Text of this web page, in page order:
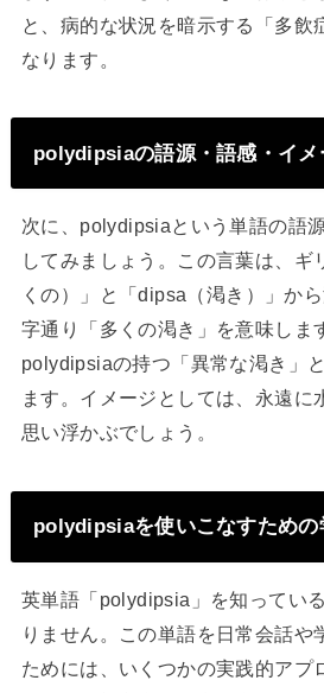
と、病的な状況を暗示する「多飲
なります。
polydipsiaの語源・語感・イメ
次に、polydipsiaという単語の語
してみましょう。この言葉は、ギ
くの）」と「dipsa（渇き）」か
字通り「多くの渇き」を意味しま
polydipsiaの持つ「異常な渇き」
ます。イメージとしては、永遠に
思い浮かぶでしょう。
polydipsiaを使いこなすための
英単語「polydipsia」を知ってい
りません。この単語を日常会話や
ためには、いくつかの実践的アプ